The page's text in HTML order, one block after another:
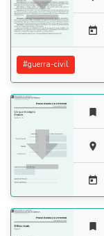

#guerra-civil




